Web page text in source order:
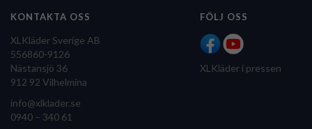
KONTAKTA OSS
XLKläder Sverige AB
556860-9126
Nästansjö 36
912 92 Vilhelmina
info@xlklader.se
0940 – 340 61
FÖLJ OSS
XLKläder i pressen